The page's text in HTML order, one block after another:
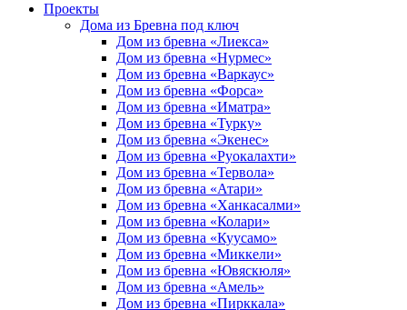
Проекты
Дома из Бревна под ключ
Дом из бревна «Лиекса»
Дом из бревна «Нурмес»
Дом из бревна «Варкаус»
Дом из бревна «Форса»
Дом из бревна «Иматра»
Дом из бревна «Турку»
Дом из бревна «Экенес»
Дом из бревна «Руокалахти»
Дом из бревна «Тервола»
Дом из бревна «Атари»
Дом из бревна «Ханкасалми»
Дом из бревна «Колари»
Дом из бревна «Куусамо»
Дом из бревна «Миккели»
Дом из бревна «Ювяскюля»
Дом из бревна «Амель»
Дом из бревна «Пирккала»